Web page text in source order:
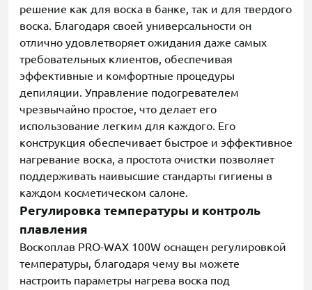
решение как для воска в банке, так и для твердого
воска. Благодаря своей универсальности он
отлично удовлетворяет ожидания даже самых
требовательных клиентов, обеспечивая
эффективные и комфортные процедуры
депиляции. Управление подогревателем
чрезвычайно простое, что делает его
использование легким для каждого. Его
конструкция обеспечивает быстрое и эффективное
нагревание воска, а простота очистки позволяет
поддерживать наивысшие стандарты гигиены в
каждом косметическом салоне.
Регулировка температуры и контроль
плавления
Воскоплав PRO-WAX 100W оснащен регулировкой
температуры, благодаря чему вы можете
настроить параметры нагрева воска под